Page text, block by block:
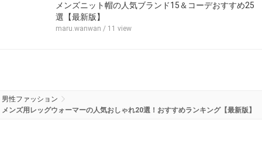
メンズニット帽の人気ブランド15＆コーデおすすめ25
選【最新版】
maru.wanwan / 11 view
男性ファッション
メンズ用レッグウォーマーの人気おしゃれ20選！おすすめランキング【最新版】